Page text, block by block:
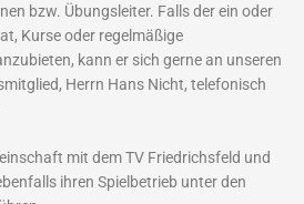
bzw. Übungsleiter. Falls der ein oder
Kurse oder regelmäßige
kann er sich gerne an unseren
Herrn Hans Nicht, telefonisch
mit dem TV Friedrichsfeld und
ihren Spielbetrieb unter den